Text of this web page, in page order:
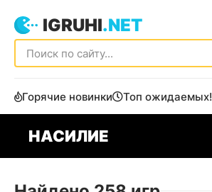
IGRUHI.NET
Горячие новинки Топ ожидаемых!
НАСИЛИЕ